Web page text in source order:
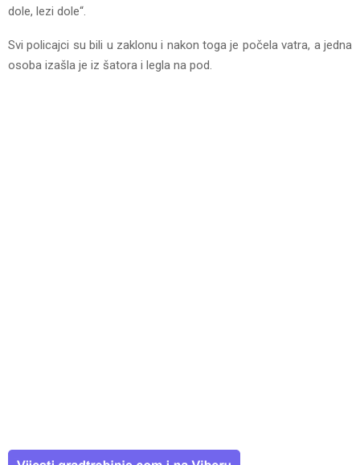
dole, lezi dole“.
Svi policajci su bili u zaklonu i nakon toga je počela vatra, a jedna
osoba izašla je iz šatora i legla na pod.